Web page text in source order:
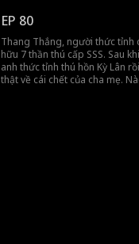
EP 80
Thang Thắng, người thức tỉnh
hữu 7 thần thú cấp SSS. Sau
anh thức tỉnh thú hồn Kỳ Lân
thật về cái chết của cha mẹ.